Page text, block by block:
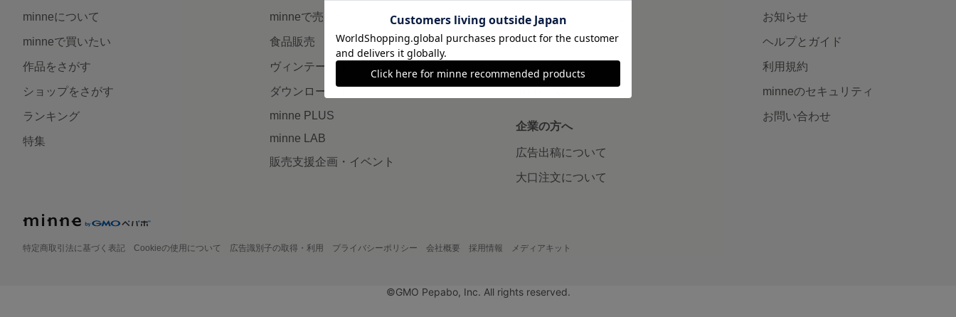
minneについて
minneで買いたい
作品をさがす
ショップをさがす
ランキング
特集
minneで売りたい
食品販売
ヴィンテージ販売
ダウンロード販売
minne PLUS
minne LAB
販売支援企画・イベント
minneとものづくりと
minne学習帖
企業の方へ
広告出稿について
大口注文について
お知らせ
ヘルプとガイド
利用規約
minneのセキュリティ
お問い合わせ
特定商取引法に基づく表記 Cookieの使用について 広告識別子の取得・利用 プライバシーポリシー 会社概要 採用情報 メディアキット
©GMO Pepabo, Inc. All rights reserved.